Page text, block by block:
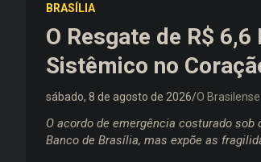
BRASÍLIA
O Resgate de R$
Sistêmico no
sábado, 8 de agosto de 2026 O Brasilense
O acordo de emergência costurado
Banco de Brasília, mas expõe as